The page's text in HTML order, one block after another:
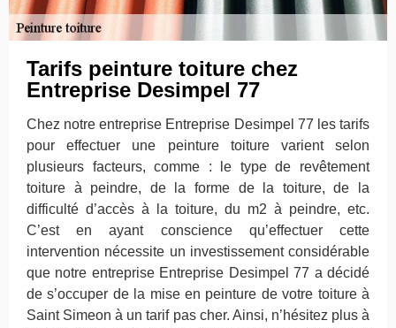
Tarifs peinture toiture chez
Entreprise Desimpel 77
Chez notre entreprise Entreprise Desimpel 77 les tarifs
pour effectuer une peinture toiture varient selon
plusieurs facteurs, comme : le type de revêtement
toiture à peindre, de la forme de la toiture, de la
difficulté d’accès à la toiture, du m2 à peindre, etc.
C’est en ayant conscience qu’effectuer cette
intervention nécessite un investissement considérable
que notre entreprise Entreprise Desimpel 77 a décidé
de s’occuper de la mise en peinture de votre toiture à
Saint Simeon à un tarif pas cher. Ainsi, n’hésitez plus à